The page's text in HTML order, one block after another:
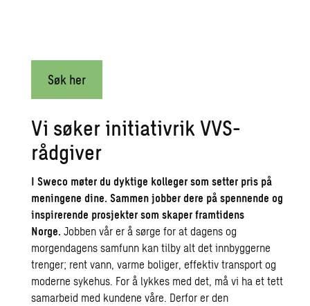
Søk her
Vi søker initiativrik VVS-
rådgiver
I Sweco møter du dyktige kolleger som setter pris på
meningene dine. Sammen jobber dere på spennende og
inspirerende prosjekter som skaper framtidens
Norge. Jobben vår er å sørge for at dagens og
morgendagens samfunn kan tilby alt det innbyggerne
trenger; rent vann, varme boliger, effektiv transport og
moderne sykehus. For å lykkes med det, må vi ha et tett
samarbeid med kundene våre. Derfor er den